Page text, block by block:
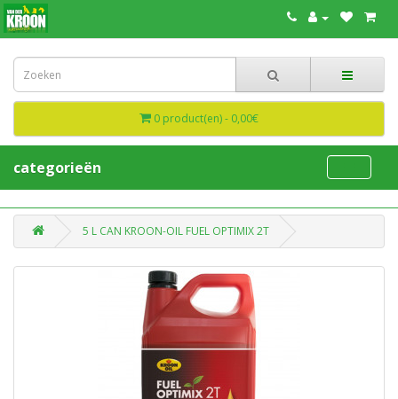
0 product(en) - 0,00€
categorieën
5 L CAN KROON-OIL FUEL OPTIMIX 2T